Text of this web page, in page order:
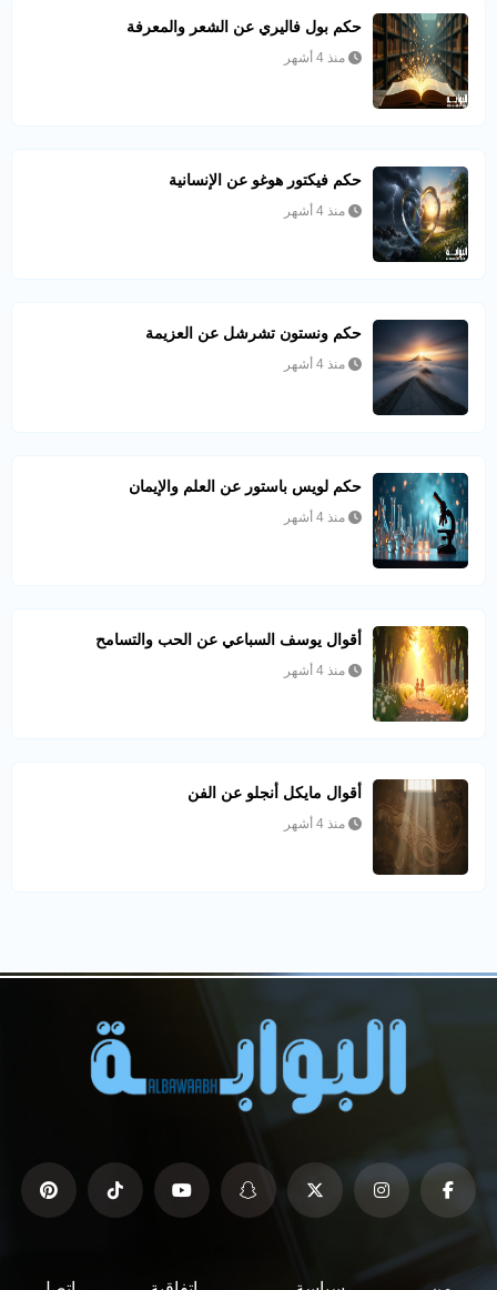
حكم بول فاليري عن الشعر والمعرفة
منذ 4 أشهر
حكم فيكتور هوغو عن الإنسانية
منذ 4 أشهر
حكم ونستون تشرشل عن العزيمة
منذ 4 أشهر
حكم لويس باستور عن العلم والإيمان
منذ 4 أشهر
أقوال يوسف السباعي عن الحب والتسامح
منذ 4 أشهر
أقوال مايكل أنجلو عن الفن
منذ 4 أشهر